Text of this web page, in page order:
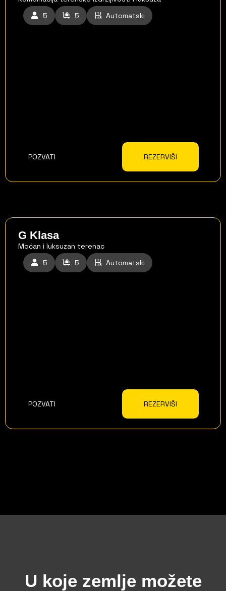
5
5 Automatski
POZVATI REZERVIŠI
G Klasa
Moćan i luksuzan terenac
5
5 Automatski
POZVATI REZERVIŠI
U koje zemlje možete